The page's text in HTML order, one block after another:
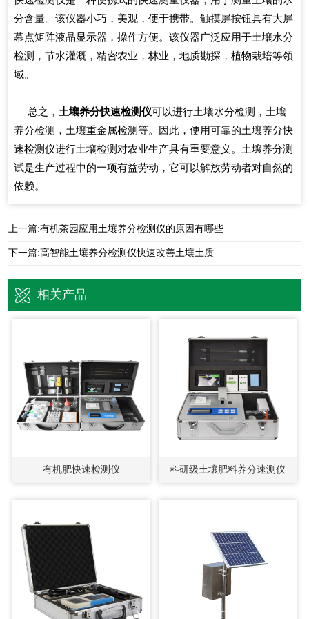
分含量。该仪器小巧，美观，便于携带。触摸屏按钮具有大屏
幕点矩阵液晶显示器，操作方便。该仪器广泛应用于土壤水分
检测，节水灌溉，精密农业，林业，地质勘探，植物栽培等领
域。
总之， 土壤养分快速检测仪可以进行土壤水分检测，土壤
养分检测，土壤重金属检测等。因此，使用可靠的土壤养分快
速检测仪进行土壤检测对农业生产具有重要意义。土壤养分测
试是生产过程中的一项有益劳动，它可以解放劳动者对自然的
依赖。
上一篇:有机茶园应用土壤养分检测仪的原因有哪些
下一篇:高智能土壤养分检测仪快速改善土壤土质
相关产品
有机肥快速检测仪 科研级土壤肥料养分速测仪